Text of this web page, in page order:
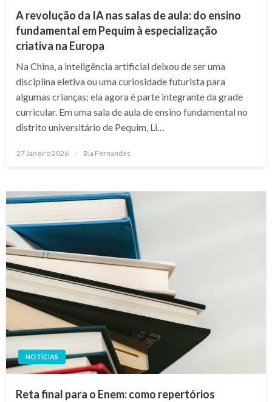
A revolução da IA nas salas de aula: do ensino
fundamental em Pequim à especialização
criativa na Europa
Na China, a inteligência artificial deixou de ser uma
disciplina eletiva ou uma curiosidade futurista para
algumas crianças; ela agora é parte integrante da grade
curricular. Em uma sala de aula de ensino fundamental no
distrito universitário de Pequim, Li…
Posted
27 Janeiro 2026 Bia Fernandes
NOTÍCIAS
Reta final para o Enem: como repertórios